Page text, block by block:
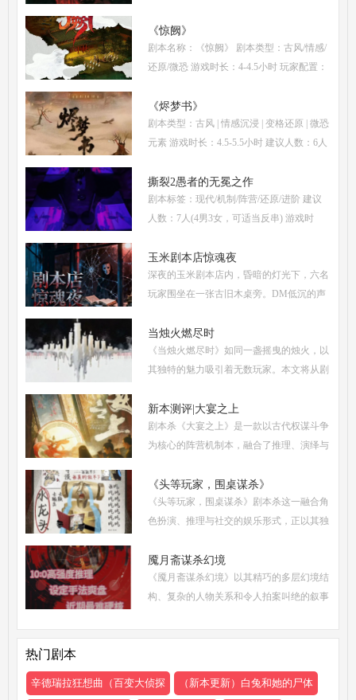
单。本指南将从线索流程梳理、角色任务解
析、核心诡计拆
《惊阙》
剧本名称：《惊阙》 剧本类型：古风/情感/
还原/微恐 游戏时长：4-4.5小时 玩家配置：
杀部分体验测评内容，复盘答案仅需2步：
(1)关注微信公
《烬梦书》
剧本类型：古风 | 情感沉浸 | 变格还原 | 微恐
元素 游戏时长：4.5-5.5小时 建议人数：6人
喜爱古风故事、情感细腻、偏好剧情还原的
玩家 《烬梦
撕裂2愚者的无冕之作
剧本标签：现代/机制/阵营/还原/进阶 建议
人数：7人(4男3女，可适当反串) 游戏时
感还原为辅 《撕裂2愚者的无冕之作》玩家
点评关键词： 机制
玉米剧本店惊魂夜
深夜的玉米剧本店内，昏暗的灯光下，六名
玩家围坐在一张古旧木桌旁。DM低沉的声
你们将共同经历一场永生难忘的惊魂夜...随
着剧本展开，
当烛火燃尽时
《当烛火燃尽时》如同一盏摇曳的烛火，以
其独特的魅力吸引着无数玩家。本文将从剧
和玩家点评五大关键要素出发，全面解析这
部令人着迷
新本测评|大宴之上
剧本杀《大宴之上》是一款以古代权谋斗争
为核心的阵营机制本，融合了推理、演绎与
是新手还是老玩家，都能在这场充满诡谲风
云的宴会中
《头等玩家，围桌谋杀》
《头等玩家，围桌谋杀》剧本杀这一融合角
色扮演、推理与社交的娱乐形式，正以其独
现代人。然而，从新手到头等玩家的蜕变，
需要掌握一
魇月斋谋杀幻境
《魇月斋谋杀幻境》以其精巧的多层幻境结
构、复杂的人物关系和令人拍案叫绝的叙事
热门剧本
辛德瑞拉狂想曲（百变大侦探 （新本更新）白兔和她的尸体